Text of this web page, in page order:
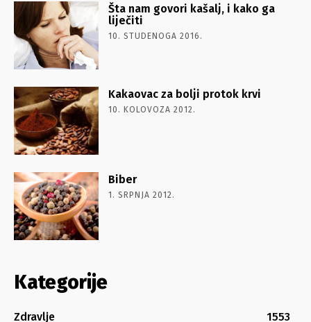
Šta nam govori kašalj, i kako ga
liječiti
10. STUDENOGA 2016.
Kakaovac za bolji protok krvi
10. KOLOVOZA 2012.
Biber
1. SRPNJA 2012.
Kategorije
Zdravlje
1553